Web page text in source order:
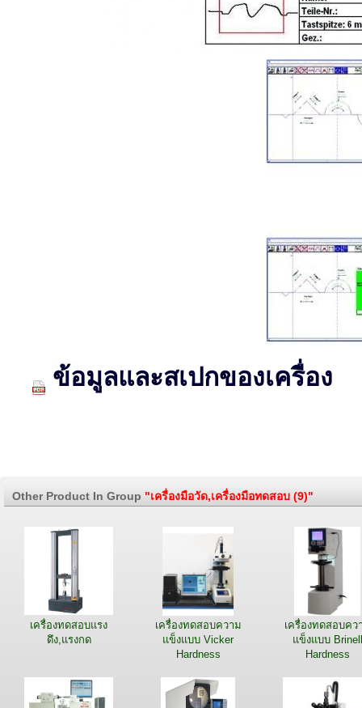
ข้อมูลและสเปกของเครื่อง
Other Product In Group "เครื่องมือวัด,เครื่องมือทดสอบ (9)"
เครื่องทดสอบแรง
ดึง,แรงกด
เครื่องทดสอบความ
แข็งแบบ Vicker
Hardness
เครื่องทดสอบคว
แข็งแบบ Brinell
Hardness